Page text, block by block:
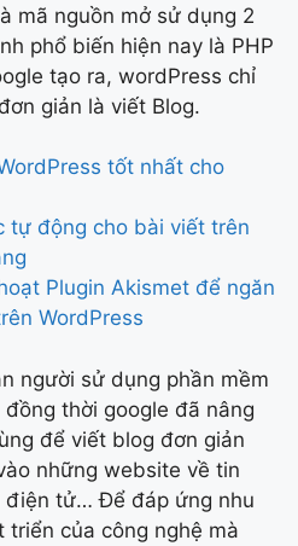
mã nguồn mở sử dụng 2
phổ biến hiện nay là PHP
tạo ra, wordPress chỉ
giản là viết Blog.
tốt nhất cho
tự động cho bài viết trên
Plugin Akismet để ngăn
WordPress
người sử dụng phần mềm
thời google đã nâng
để viết blog đơn giản
những website về tin
tử… Để đáp ứng nhu
của công nghệ mà